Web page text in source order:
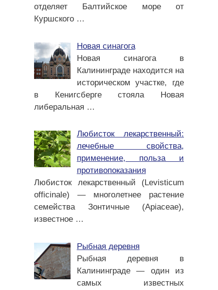
отделяет Балтийское море от
Куршского …
Новая синагога
Новая синагога в
Калининграде находится на
историческом участке, где
в Кенигсберге стояла Новая
либеральная …
Любисток лекарственный:
лечебные свойства,
применение, польза и
противопоказания
Любисток лекарственный (Levisticum
officinale) — многолетнее растение
семейства Зонтичные (Apiaceae),
известное …
Рыбная деревня
Рыбная деревня в
Калининграде — один из
самых известных